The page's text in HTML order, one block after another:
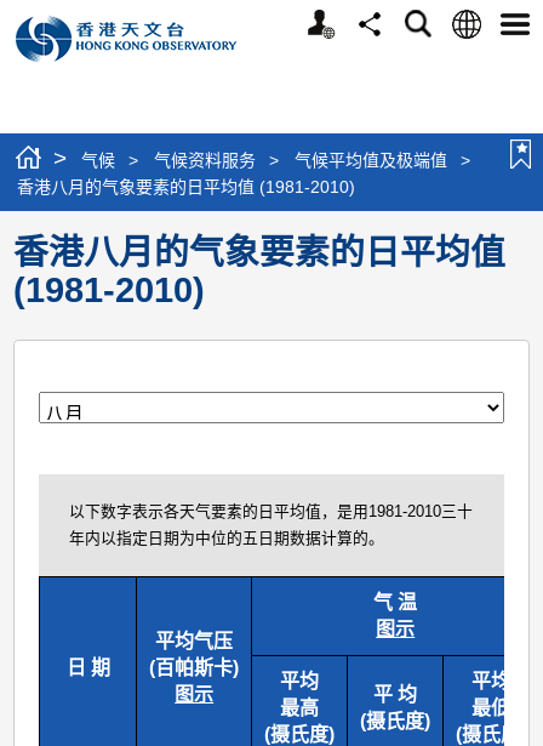
个
分
搜
语
选
> 气候 > 气候资料服务 > 气候平均值及极端值
>
香港八月的气象要素的日平均值 (1981-2010)
香港八月的气象要素的日平均值
(1981-2010)
月
以下数字表示各天气要素的日平均值，是用1981-2010三十
年内以指定日期为中位的五日期数据计算的。
日 期
平均气压
(百帕斯卡)
图示
气 温
图示
平均
最高
(摄氏度)
平 均
(摄氏度)
平均
最低
(摄氏度)